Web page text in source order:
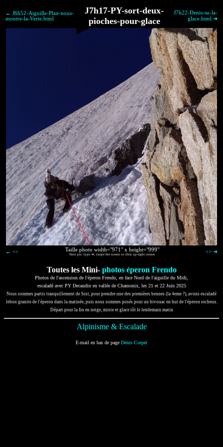
← J6h52-Aiguille-Plan-nous-
montre-la-Verte.html
J7h17-PY-sort-deux-
pioches-pour-glace
J7h22-Denis-su-la-
glace.html ➜
← << Taille photo width="971" x height="999"
Next pic: type ➜, swipe the screen or click up-right corner >> ➜
Toutes les Mini- photos éperon Frendo
Photos de l'ascension de l'éperon Frendo, en face Nord de l'aiguille du Midi,
escaladé avec PY Decaudin en vallée de Chamonix, les 21 et 22 Juin 2025
Nous sommes partis tranquillement de Sixt, pour prendre une des premières bennes (la 4eme ?), avons escaladé
lebon granite de l'éperon dans la matinée, puis nous sommes posés pour un bivouac en hut de l'éperon rocheux.
Départ pour la fin en neige, mixte et glace tôt le lendemain matin
Alpinisme & Escalade
E-mail en bas de page Denis Corpet